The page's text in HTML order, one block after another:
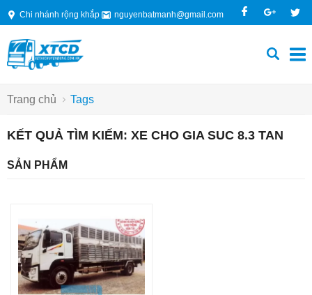
Chi nhánh rộng khắp nguyenbatmanh@gmail.com
Trang chủ Tags
KẾT QUẢ TÌM KIẾM: XE CHO GIA SUC 8.3 TAN
SẢN PHẨM